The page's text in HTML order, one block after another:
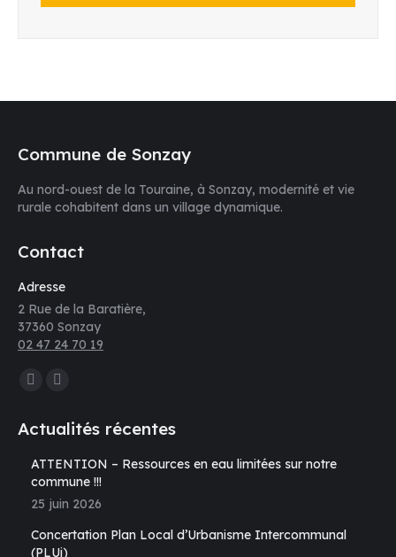
Commune de Sonzay
Au nord-ouest de la Touraine, à Sonzay, modernité et vie
rurale cohabitent dans un village dynamique.
Contact
Adresse
2 Rue de la Baratière,
37360 Sonzay
02 47 24 70 19
Trouvez nous sur :
Facebook
s'ouvre
dans
une
nouvelle
fenêtre
E-
mail
s'ouvre
dans
une
nouvelle
Actualités récentes
ATTENTION – Ressources en eau limitées sur notre
commune !!!
25 juin 2026
Concertation Plan Local d’Urbanisme Intercommunal
(PLUi)